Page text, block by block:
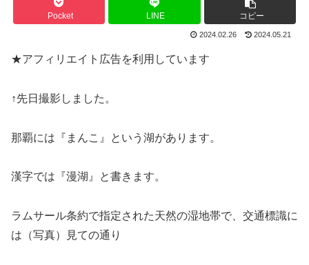
Pocket LINE コピー
2024.02.26 2024.05.21
★アフィリエイト広告を利用しています
↑先日撮影しました。
那覇には『まんこ』という湖があります。
漢字では『漫湖』と書きます。
ラムサール条約で指定された天然の湿地帯で、交通標識に
は（写真）見ての通り